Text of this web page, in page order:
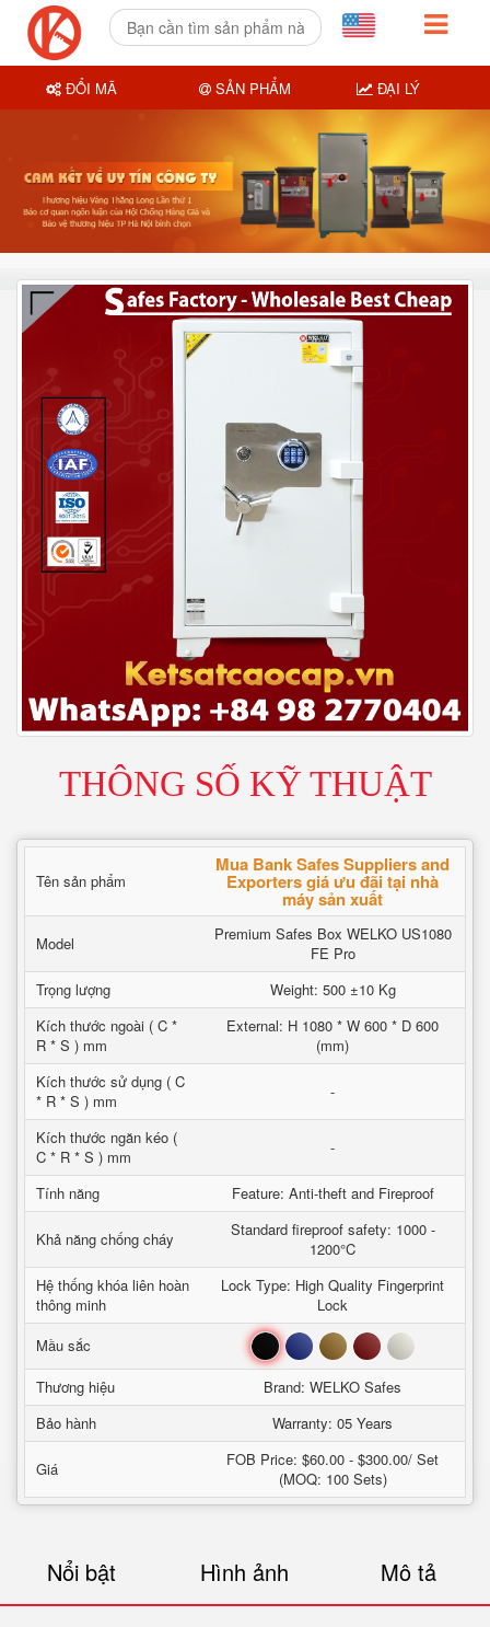
THÔNG SỐ KỸ THUẬT
Tên sản phẩm
Mua Bank Safes Suppliers and
Exporters giá ưu đãi tại nhà
máy sản xuất
Model
Premium Safes Box WELKO US1080
FE Pro
Trọng lượng
Weight: 500 ±10 Kg
Kích thước ngoài ( C *
R * S ) mm
External: H 1080 * W 600 * D 600
(mm)
Kích thước sử dụng ( C
* R * S ) mm
-
Kích thước ngăn kéo (
C * R * S ) mm
-
Tính năng Feature: Anti-theft and Fireproof
Khả năng chống cháy
Standard fireproof safety: 1000 -
1200°C
Hệ thống khóa liên hoàn
thông minh
Lock Type: High Quality Fingerprint
Lock
Mầu sắc
Đen Xanh Nâu Đỏ Trắng
Thương hiệu
Brand: WELKO Safes
Bảo hành
Warranty: 05 Years
Giá
FOB Price: $60.00 - $300.00/ Set
(MOQ: 100 Sets)
Nổi bật Hình ảnh Mô tả
ĐỔI MÃ SẢN PHẨM ĐẠI LÝ